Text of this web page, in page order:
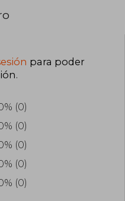
para poder
.
(0)
(0)
(0)
(0)
(0)